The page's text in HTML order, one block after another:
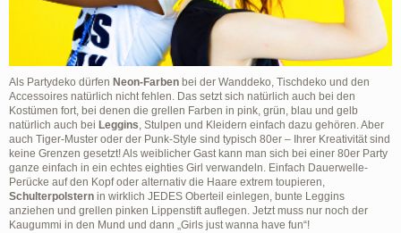
Als Partydeko dürfen Neon-Farben bei der Wanddeko, Tischdeko und den
Accessoires natürlich nicht fehlen. Das setzt sich natürlich auch bei den
Kostümen fort, bei denen die grellen Farben in pink, grün, blau und gelb
natürlich auch bei Leggins, Stulpen und Kleidern einfach dazu gehören. Aber
auch Tiger-Muster oder der Punk-Style sind typisch 80er – Ihrer Kreativität sind
keine Grenzen gesetzt! Als weiblicher Gast kann man sich bei einer 80er Party
ganze einfach in ein echtes eighties Girl verwandeln. Einfach Dauerwelle-
Perücke auf den Kopf oder alternativ die Haare extrem toupieren,
Schulterpolstern in wirklich JEDES Oberteil einlegen, bunte Leggins
anziehen und grellen pinken Lippenstift auflegen. Jetzt muss nur noch der
Kaugummi in den Mund und dann „Girls just wanna have fun“!